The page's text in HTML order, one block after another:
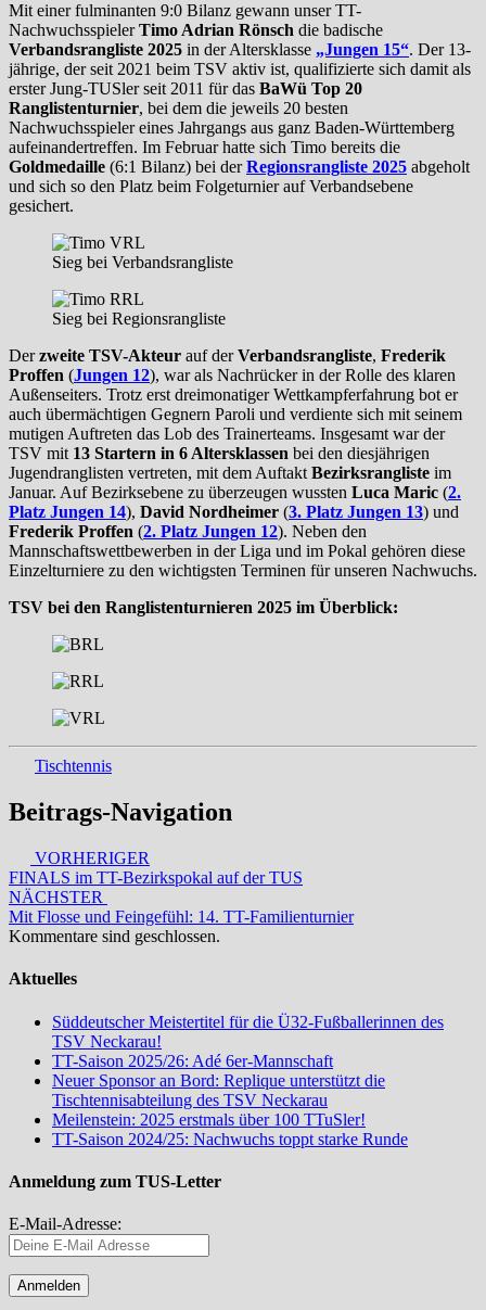
Mit einer fulminanten 9:0 Bilanz gewann unser TT-
NachwuchsspielerTimo Adrian Rönsch die badische
Verbandsrangliste 2025 in der Altersklasse „Jungen 15“. Der 13-
jährige, der seit 2021 beim TSV aktiv ist, qualifizierte sich damit als
erster Jung-TUSler seit 2011 für das BaWü Top 20
Ranglistenturnier, bei dem die jeweils 20 besten
Nachwuchsspieler eines Jahrgangs aus ganz Baden-Württemberg
aufeinandertreffen. Im Februar hatte sich Timo bereits die
Goldmedaille (6:1 Bilanz) bei derRegionsrangliste 2025 abgeholt
und sich so den Platz beim Folgeturnier auf Verbandsebene
gesichert.
Sieg bei Verbandsrangliste
Sieg bei Regionsrangliste
Derzweite TSV-Akteur auf derVerbandsrangliste, Frederik
Proffen (Jungen 12), war als Nachrücker in der Rolle des klaren
Außenseiters. Trotz erst dreimonatiger Wettkampferfahrung bot er
auch übermächtigen Gegnern Paroli und verdiente sich mit seinem
mutigen Auftreten das Lob des Trainerteams. Insgesamt war der
TSV mit 13 Startern in 6 Altersklassen bei den diesjährigen
Jugendranglisten vertreten, mit dem Auftakt Bezirksrangliste im
Januar. Auf Bezirksebene zu überzeugen wussten Luca Maric (2.
Platz Jungen 14), David Nordheimer (3. Platz Jungen 13) und
Frederik Proffen (2. Platz Jungen 12). Neben den
Mannschaftswettbewerben in der Liga und im Pokal gehören diese
Einzelturniere zu den wichtigsten Terminen für unseren Nachwuchs.
TSV bei den Ranglistenturnieren 2025 im Überblick:
Tischtennis
Beitrags-Navigation
VORHERIGER
FINALS im TT-Bezirkspokal auf der TUS
NÄCHSTER
Mit Flosse und Feingefühl: 14. TT-Familienturnier
Kommentare sind geschlossen.
Aktuelles
Süddeutscher Meistertitel für die Ü32-Fußballerinnen des
TSV Neckarau!
TT-Saison 2025/26: Adé 6er-Mannschaft
Neuer Sponsor an Bord: Replique unterstützt die
Tischtennisabteilung des TSV Neckarau
Meilenstein: 2025 erstmals über 100 TTuSler!
TT-Saison 2024/25: Nachwuchs toppt starke Runde
Anmeldung zum TUS-Letter
E-Mail-Adresse: